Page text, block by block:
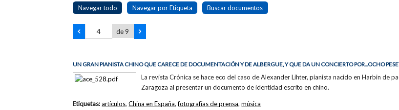
Navegar todo Navegar por Etiqueta Buscar documentos
de 9
UN GRAN PIANISTA CHINO QUE CARECE DE DOCUMENTACIÓN Y DE ALBERGUE, Y QUE DA UN CONCIERTO POR...OCHO
La revista Crónica se hace eco del caso de Alexander Lihter, pianista nacido en Harbin de
Zaragoza al presentar un documento de identidad escrito en chino.
Etiquetas:artículos,China en España,fotografías de prensa,música